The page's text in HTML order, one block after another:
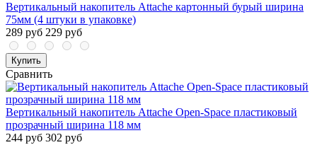
Вертикальный накопитель Attache картонный бурый ширина
75мм (4 штуки в упаковке)
289 руб 229 руб
Купить
Сравнить
Вертикальный накопитель Attache Open-Space пластиковый
прозрачный ширина 118 мм
244 руб 302 руб